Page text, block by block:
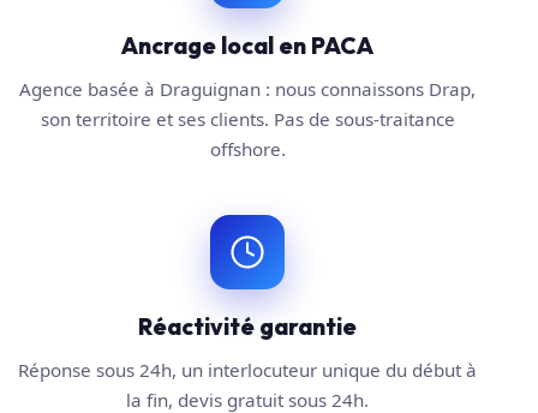
Ancrage local en PACA
Agence basée à Draguignan : nous connaissons Drap,
son territoire et ses clients. Pas de sous-traitance
offshore.
Réactivité garantie
Réponse sous 24h, un interlocuteur unique du début à
la fin, devis gratuit sous 24h.